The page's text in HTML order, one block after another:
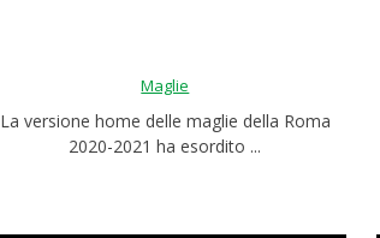
Maglie
La versione home delle maglie della Roma
2020-2021 ha esordito ...